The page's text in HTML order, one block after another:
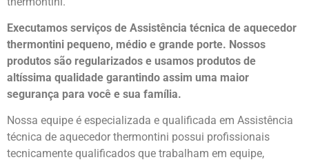
Executamos serviços de Assistência técnica de aquecedor
thermontini pequeno, médio e grande porte. Nossos
produtos são regularizados e usamos produtos de
altíssima qualidade garantindo assim uma maior
segurança para você e sua família.
Nossa equipe é especializada e qualificada em Assistência
técnica de aquecedor thermontini possui profissionais
tecnicamente qualificados que trabalham em equipe,